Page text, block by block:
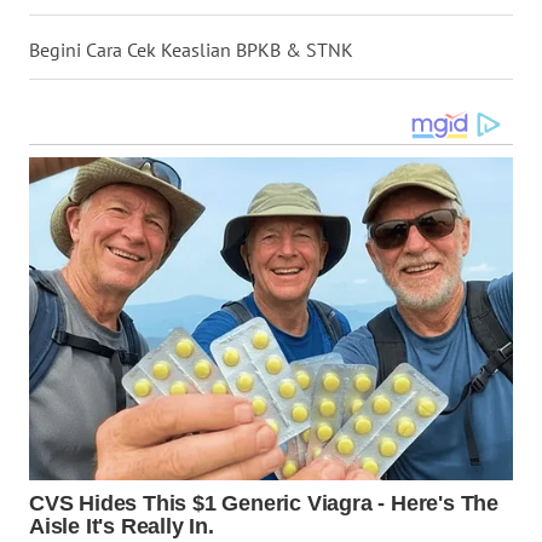
Begini Cara Cek Keaslian BPKB & STNK
BALI
WN
WN
KALTENG
WN
KALTARA
WN
KALSEL
WN
KALTIM
WN